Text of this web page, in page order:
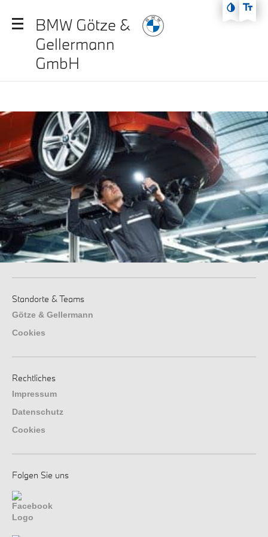
Zum Hauptmenü
BMW Götze &
Gellermann
GmbH
Standorte & Teams
Götze & Gellermann
Cookies
Rechtliches
Impressum
Datenschutz
Cookies
Folgen Sie uns